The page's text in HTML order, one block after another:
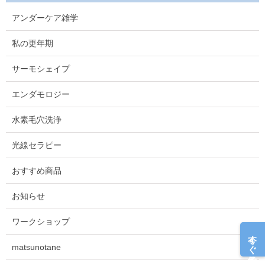
アンダーケア雑学
私の更年期
サーモシェイプ
エンダモロジー
水素毛穴洗浄
光線セラピー
おすすめ商品
お知らせ
ワークショップ
matsunotane 今すぐ予約